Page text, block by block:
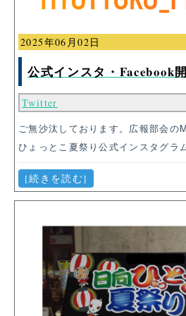
2025年06月02日
公式インスタ・Facebook
Twitter
ご無沙汰しております。広報部会の
ひょっとこ夏祭り公式インスタグ
[続きを読む]